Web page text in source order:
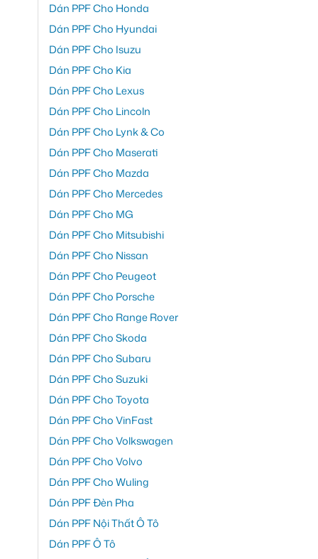
Dán PPF Cho Honda
Dán PPF Cho Hyundai
Dán PPF Cho Isuzu
Dán PPF Cho Kia
Dán PPF Cho Lexus
Dán PPF Cho Lincoln
Dán PPF Cho Lynk & Co
Dán PPF Cho Maserati
Dán PPF Cho Mazda
Dán PPF Cho Mercedes
Dán PPF Cho MG
Dán PPF Cho Mitsubishi
Dán PPF Cho Nissan
Dán PPF Cho Peugeot
Dán PPF Cho Porsche
Dán PPF Cho Range Rover
Dán PPF Cho Skoda
Dán PPF Cho Subaru
Dán PPF Cho Suzuki
Dán PPF Cho Toyota
Dán PPF Cho VinFast
Dán PPF Cho Volkswagen
Dán PPF Cho Volvo
Dán PPF Cho Wuling
Dán PPF Đèn Pha
Dán PPF Nội Thất Ô Tô
Dán PPF Ô Tô